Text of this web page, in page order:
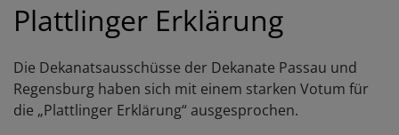
Plattlinger Erklärung
Die Dekanatsausschüsse der Dekanate Passau und
Regensburg haben sich mit einem starken Votum für
die „Plattlinger Erklärung“ ausgesprochen.